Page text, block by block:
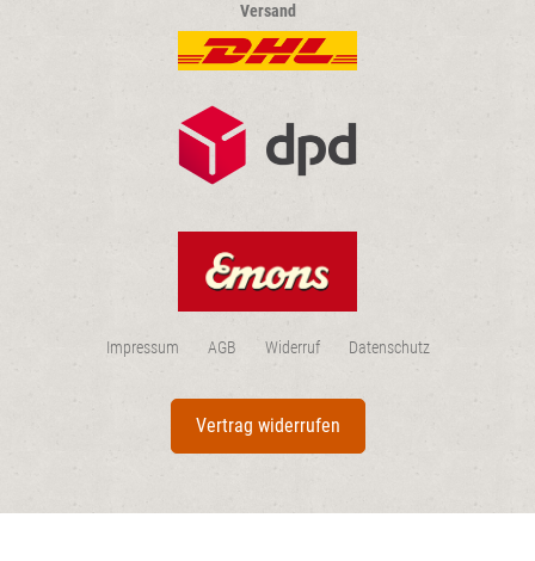
Versand
Impressum AGB Widerruf Datenschutz
Vertrag widerrufen